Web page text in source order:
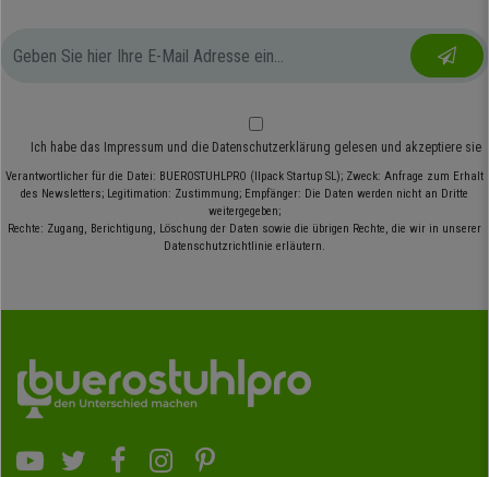
Ich habe das Impressum und die Datenschutzerklärung gelesen und akzeptiere sie
Verantwortlicher für die Datei: BUEROSTUHLPRO (Ilpack Startup SL); Zweck: Anfrage zum Erhalt
des Newsletters; Legitimation: Zustimmung; Empfänger: Die Daten werden nicht an Dritte
weitergegeben;
Rechte: Zugang, Berichtigung, Löschung der Daten sowie die übrigen Rechte, die wir in unserer
Datenschutzrichtlinie erläutern.